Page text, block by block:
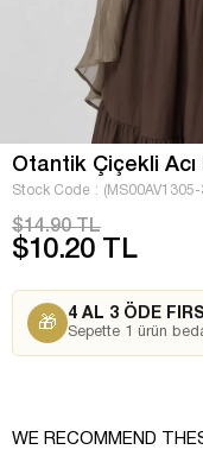
Otantik Çiçekli
Stock Code (MS00AV1305-
$14.90 TL
$10.20 TL
🎁
4 AL 3 ÖDE
Sepette 1 ürün
WE RECOMMEND